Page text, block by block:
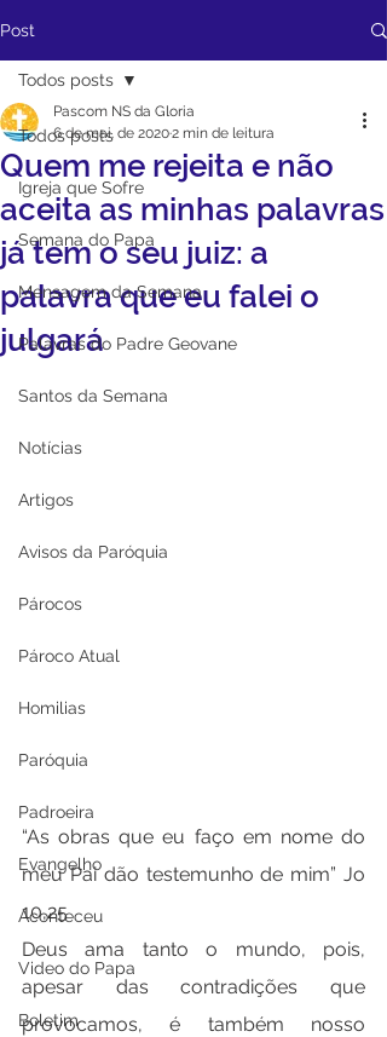
Post
Todos posts
Igreja que Sofre
Semana do Papa
Mensagem da Semana
Palavras do Padre Geovane
Santos da Semana
Notícias
Artigos
Avisos da Paróquia
Párocos
Pároco Atual
Homilias
Paróquia
Padroeira
Evangelho
Aconteceu
Video do Papa
Boletim
Todos posts
Quem me rejeita e não
aceita as minhas palavras
já tem o seu juiz: a
palavra que eu falei o
julgará
Pascom NS da Gloria
6 de mai. de 20202 min de leitura
“As obras que eu faço em nome do
meu Pai dão testemunho de mim” Jo
10,25
Deus ama tanto o mundo, pois,
apesar das contradições que
provocamos, é também nosso